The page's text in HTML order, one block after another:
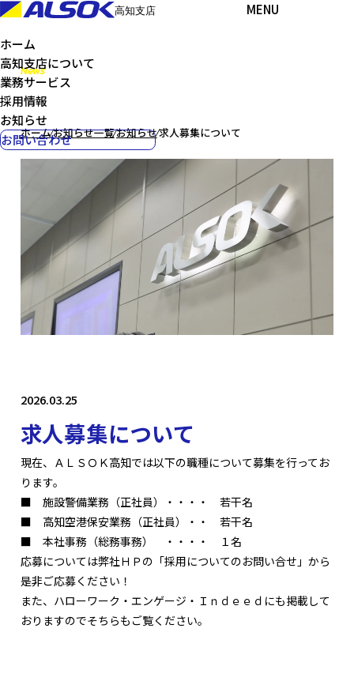
高知支店 MENU
ホーム
高知支店について
業務サービス
採用情報
お知らせ
お問い合わせ
News
お知らせ
ホーム⁄お知らせ一覧⁄お知らせ⁄求人募集について
2026.03.25
求人募集について
現在、ＡＬＳＯＫ高知では以下の職種について募集を行ってお
ります。
■ 施設警備業務（正社員）・・・・ 若干名
■ 高知空港保安業務（正社員）・・ 若干名
■ 本社事務（総務事務） ・・・・ １名
応募については弊社ＨＰの 「採用についてのお問い合せ」 から
是非ご応募ください！
また、ハローワーク・エンゲージ・Ｉｎｄｅｅｄにも掲載して
おりますのでそちらもご覧ください。